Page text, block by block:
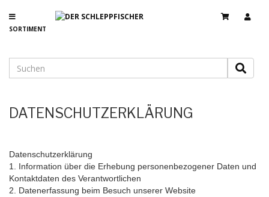
SORTIMENT
DATENSCHUTZERKLÄRUNG
Datenschutzerklärung
1. Information über die Erhebung personenbezogener Daten und
Kontaktdaten des Verantwortlichen
2. Datenerfassung beim Besuch unserer Website